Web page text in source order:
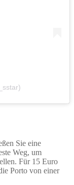
Sie eine
Weg, um
Für 15 Euro
Porto von einer